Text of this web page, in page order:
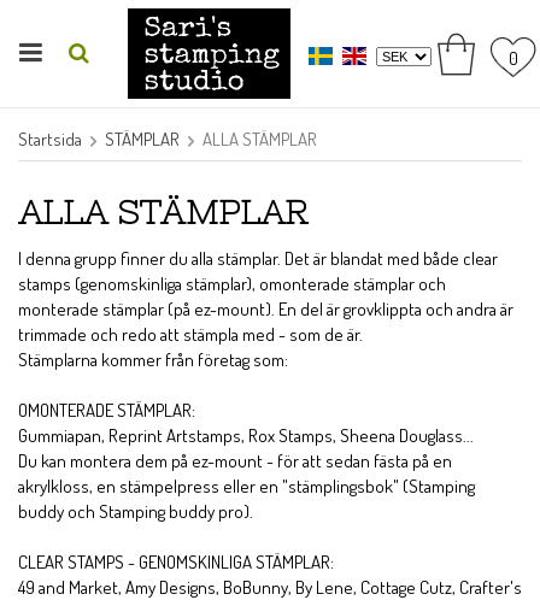
0
Startsida STÄMPLAR ALLA STÄMPLAR
ALLA STÄMPLAR
I denna grupp finner du alla stämplar. Det är blandat med både clear
stamps (genomskinliga stämplar), omonterade stämplar och
monterade stämplar (på ez-mount). En del är grovklippta och andra är
trimmade och redo att stämpla med - som de är.
Stämplarna kommer från företag som:
OMONTERADE STÄMPLAR:
Gummiapan, Reprint Artstamps, Rox Stamps, Sheena Douglass...
Du kan montera dem på ez-mount - för att sedan fästa på en
akrylkloss, en stämpelpress eller en "stämplingsbok" (Stamping
buddy och Stamping buddy pro).
CLEAR STAMPS - GENOMSKINLIGA STÄMPLAR:
49 and Market, Amy Designs, BoBunny, By Lene, Cottage Cutz, Crafter's